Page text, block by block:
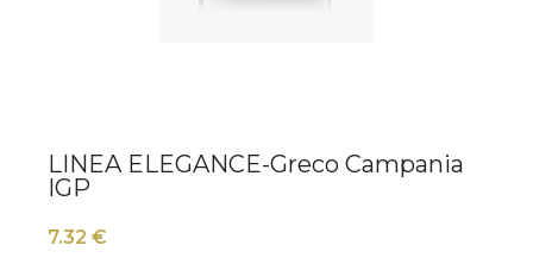
LINEA ELEGANCE-Greco Campania
IGP
7.32 €